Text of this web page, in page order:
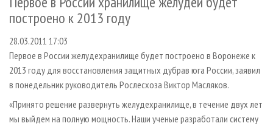
ЛЕСОПИЛЕНИЕ
СУШКА ДРЕВЕСИНЫ
ПРОИЗВОДСТВО ДРЕВЕСНЫХ ПЛИТ
ДЕРЕВЯННОЕ ДОМОСТРОЕНИЕ
ПРОИЗВОДСТВО МЕБЕЛИ
НОВОСТИ ЖУРНАЛА
ПРЕДПРИЯТИЯ ЛПК
ПЕРСОНЫ
МОБИЛЬНЫЕ ВЫСТАВКИ
ОФИЦИАЛЬНЫЕ ДЕЛЕГАЦИИ
ПРИОРИТЕТНЫЕ ИНВЕСТПРОЕКТЫ
АРХИВ ЖУРНАЛОВ
О ЖУРНАЛЕ
ПОДПИСКА
КОНТАКТЫ
РЕКЛАМОДАТЕЛЯМ
РЕКЛАМА
РЕКЛАМА НА САЙТЕ
построено к 2013 году
28.03.2011 17:03
Первое в России желудехранилище будет построено в Воронеже к
2013 году для восстановления защитных дубрав юга России, заявил
в понедельник руководитель Рослесхоза Виктор Масляков.
«Принято решение развернуть желудехранилище, в течение двух лет
мы выйдем на полную мощность. Наши ученые разработали систему